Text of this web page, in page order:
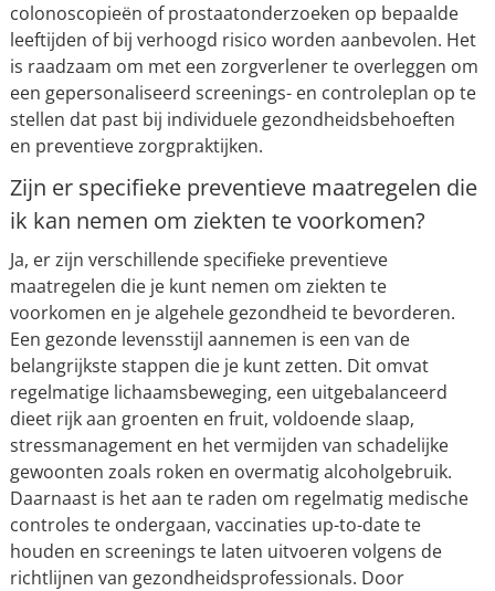
colonoscopieën of prostaatonderzoeken op bepaalde
leeftijden of bij verhoogd risico worden aanbevolen. Het
is raadzaam om met een zorgverlener te overleggen om
een gepersonaliseerd screenings- en controleplan op te
stellen dat past bij individuele gezondheidsbehoeften
en preventieve zorgpraktijken.
Zijn er specifieke preventieve maatregelen die
ik kan nemen om ziekten te voorkomen?
Ja, er zijn verschillende specifieke preventieve
maatregelen die je kunt nemen om ziekten te
voorkomen en je algehele gezondheid te bevorderen.
Een gezonde levensstijl aannemen is een van de
belangrijkste stappen die je kunt zetten. Dit omvat
regelmatige lichaamsbeweging, een uitgebalanceerd
dieet rijk aan groenten en fruit, voldoende slaap,
stressmanagement en het vermijden van schadelijke
gewoonten zoals roken en overmatig alcoholgebruik.
Daarnaast is het aan te raden om regelmatig medische
controles te ondergaan, vaccinaties up-to-date te
houden en screenings te laten uitvoeren volgens de
richtlijnen van gezondheidsprofessionals. Door